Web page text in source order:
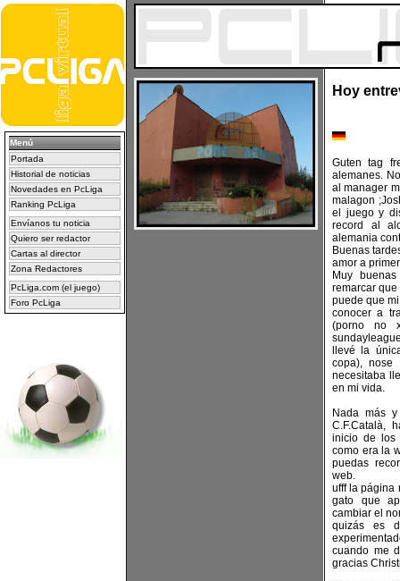
Menú
Portada
Historial de noticias
Novedades en PcLiga
Ranking PcLiga
Envíanos tu noticia
Quiero ser redactor
Cartas al director
Zona Redactores
PcLiga.com (el juego)
Foro PcLiga
Hoy
Guten tag
alemanes.
al manager
malagon
el juego y
record al
alemania
Buenas
amor a
Muy
remarcar
puede que
conocer a
(porno no
llevé la
copa),
necesitaba
en mi vida.
⁩Nada más
C.F.Català,
inicio de los
como era la
puedas
web.
ufff la página
gato que
cambiar el
quizás es
cuando me
gracias